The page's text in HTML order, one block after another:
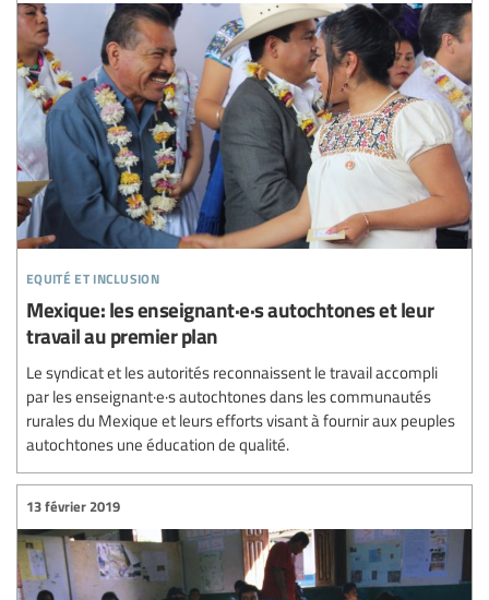
equité et inclusion
Mexique: les enseignant·e·s autochtones et leur
travail au premier plan
Le syndicat et les autorités reconnaissent le travail accompli
par les enseignant·e·s autochtones dans les communautés
rurales du Mexique et leurs efforts visant à fournir aux peuples
autochtones une éducation de qualité.
13 février 2019